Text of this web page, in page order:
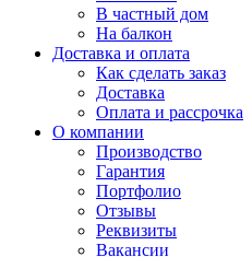
В частный дом
На балкон
Доставка и оплата
Как сделать заказ
Доставка
Оплата и рассрочка
О компании
Производство
Гарантия
Портфолио
Отзывы
Реквизиты
Вакансии